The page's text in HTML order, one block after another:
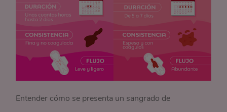
Entender cómo se presenta un sangrado de